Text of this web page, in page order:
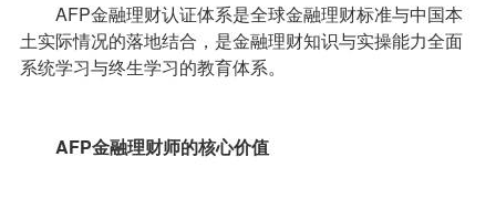
AFP金融理财认证体系是全球金融理财标准与中国本
土实际情况的落地结合，是金融理财知识与实操能力全面
系统学习与终生学习的教育体系。
AFP金融理财师的核心价值